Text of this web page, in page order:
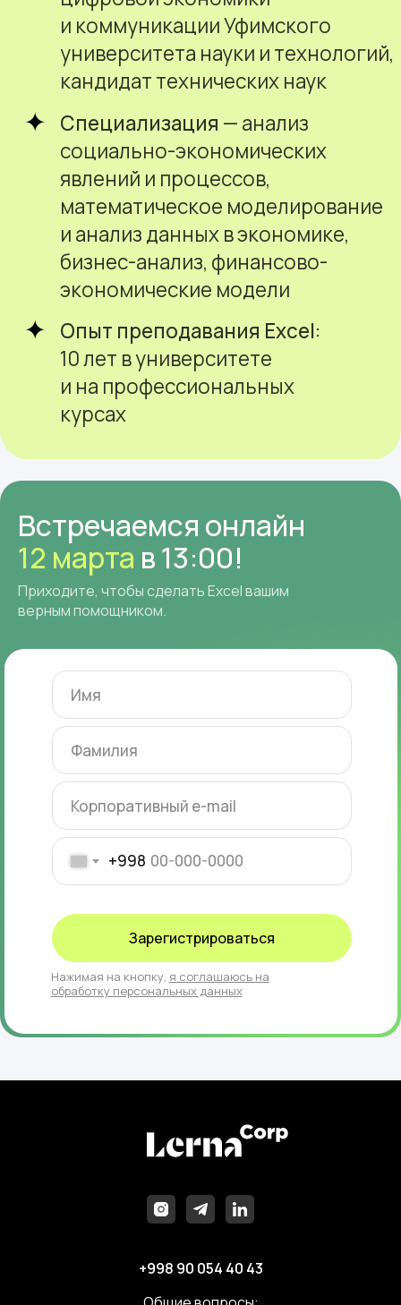
Встречаемся онлайн
12 марта в 13:00!
Приходите, чтобы сделать Excel вашим
верным помощником.
+998
Зарегистрироваться
Нажимая на кнопку, я соглашаюсь на
обработку персональных данных
+998 90 054 40 43